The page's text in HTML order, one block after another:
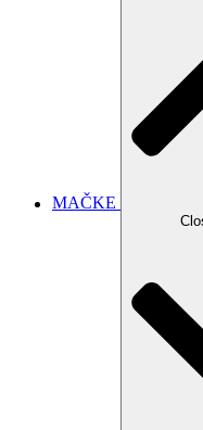
MAČKE